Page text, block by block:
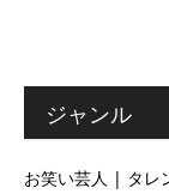
ジャンル
お笑い芸人 | タ